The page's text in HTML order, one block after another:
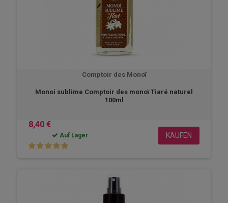
Comptoir des Monoï
Monoi sublime Comptoir des monoï Tiaré naturel
100ml
8,40 €
Auf Lager KAUFEN